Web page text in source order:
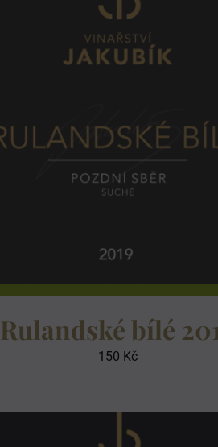
Rulandské bílé
150 Kč